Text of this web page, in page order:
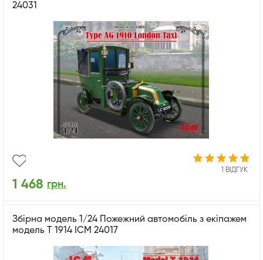
24031
1 ВІДГУК
1 468 грн.
Збірна модель 1/24 Пожежний автомобіль з екіпажем
модель T 1914 ICM 24017